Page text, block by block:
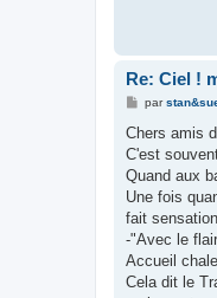
Re: Ciel !
M
s
a
g
par
Chers amis
C'est
Quand aux
Une fois
fait
-"Avec le
Accueil
Cela dit le